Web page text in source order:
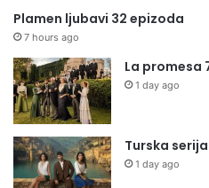
Plamen ljubavi 32 epizoda
7 hours ago
La promesa
1 day ago
Turska
1 day ago